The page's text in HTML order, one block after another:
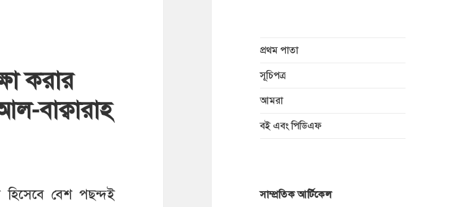
প্রথম পাতা
সূচিপত্র
আমরা
বই এবং পিডিএফ
সাম্প্রতিক আর্টিকেল
করার
বাক্বারাহ
হিসেবে বেশ পছন্দই